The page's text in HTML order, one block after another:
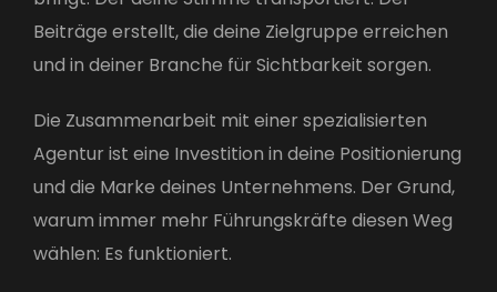
Beiträge erstellt, die deine Zielgruppe erreichen
und in deiner Branche für Sichtbarkeit sorgen.
Die Zusammenarbeit mit einer spezialisierten
Agentur ist eine Investition in deine Positionierung
und die Marke deines Unternehmens. Der Grund,
warum immer mehr Führungskräfte diesen Weg
wählen: Es funktioniert.